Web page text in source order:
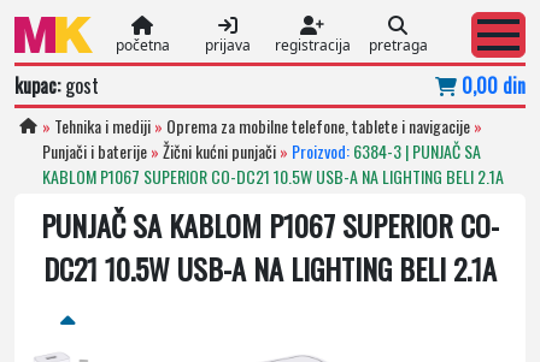
početna prijava registracija pretraga
kupac:gost 0,00 din
» Tehnika i mediji» Oprema za mobilne telefone, tablete i navigacije»
Punjači i baterije»Žični kućni punjači» Proizvod:6384-3 | PUNJAČ SA
KABLOM P1067 SUPERIOR CO-DC21 10.5W USB-A NA LIGHTING BELI 2.1A
PUNJAČ SA KABLOM P1067 SUPERIOR CO-
DC21 10.5W USB-A NA LIGHTING BELI 2.1A